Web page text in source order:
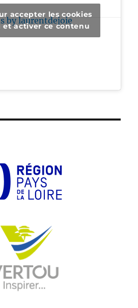
by laurentdejoie
accepter les cookies
et activer ce contenu